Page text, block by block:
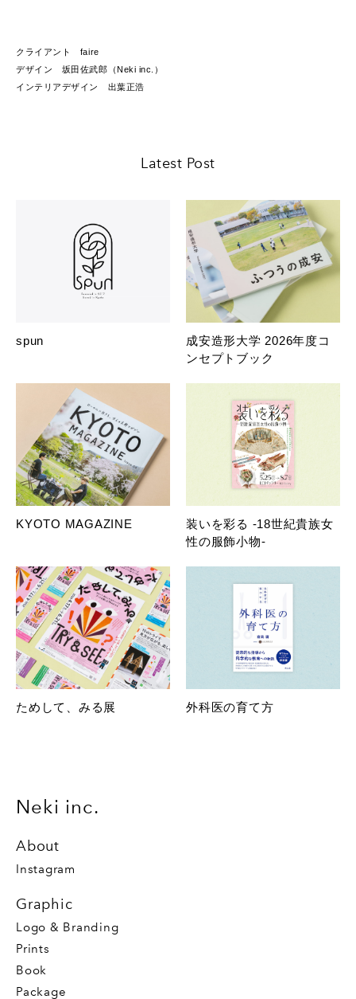
クライアント faire
デザイン 坂田佐武郎（Neki inc.）
インテリアデザイン 出葉正浩
Latest Post
spun
成安造形大学 2026年度コ
ンセプトブック
KYOTO MAGAZINE
装いを彩る -18世紀貴族女
性の服飾小物-
ためして、みる展 外科医の育て方
Neki inc.
About
Instagram
Graphic
Logo & Branding
Prints
Book
Package